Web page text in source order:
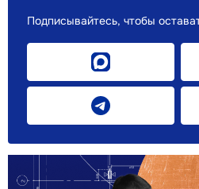
Подписывайтесь, чтобы